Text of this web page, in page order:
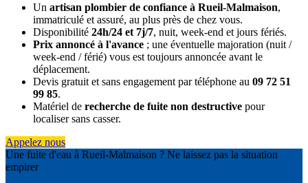
Un artisan plombier de confiance à Rueil-Malmaison,
immatriculé et assuré, au plus près de chez vous.
Disponibilité 24h/24 et 7j/7, nuit, week-end et jours fériés.
Prix annoncé à l'avance ; une éventuelle majoration (nuit /
week-end / férié) vous est toujours annoncée avant le
déplacement.
Devis gratuit et sans engagement par téléphone au 09 72 51
99 85.
Matériel de recherche de fuite non destructive pour
localiser sans casser.
Appelez nous
Une fuite d'eau à Rueil-Malmaison ? Ne laissez pas la situation
empirer